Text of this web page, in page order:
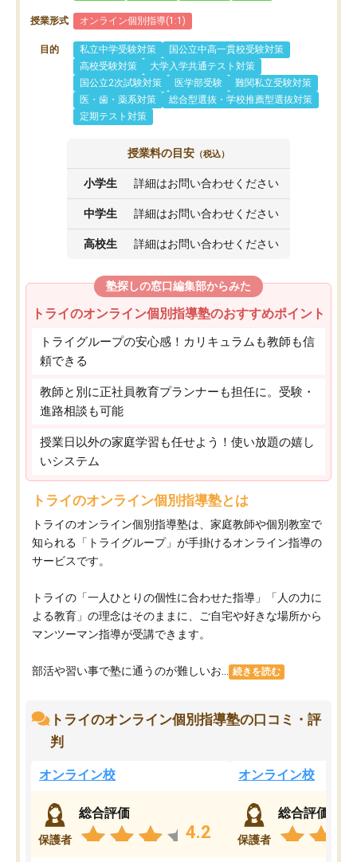
授業形式 オンライン個別指導(1:1)
目的 私立中学受験対策
国公立中高一貫校受験対策
高校受験対策
大学入学共通テスト対策
国公立2次試験対策
医学部受験
難関私立受験対策
医・歯・薬系対策
総合型選抜・学校推薦型選抜対策
定期テスト対策
授業料の目安 （税込）
小学生 詳細はお問い合わせください
中学生 詳細はお問い合わせください
高校生 詳細はお問い合わせください
塾探しの窓口編集部からみた
トライのオンライン個別指導塾のおすすめポイント
トライグループの安心感！カリキュラムも教師も信
頼できる
教師と別に正社員教育プランナーも担任に。受験・
進路相談も可能
授業日以外の家庭学習も任せよう！使い放題の嬉し
いシステム
トライのオンライン個別指導塾とは
トライのオンライン個別指導塾は、家庭教師や個別教室で
知られる「トライグループ」が手掛けるオンライン指導の
サービスです。
トライの「一人ひとりの個性に合わせた指導」「人の力に
よる教育」の理念はそのままに、ご自宅や好きな場所から
マンツーマン指導が受講できます。
部活や習い事で塾に通うのが難しいお... 続きを読む
トライのオンライン個別指導塾の口コミ・評
判
オンライン校
保護者
総合評価
4.2
オンライン校
保護者
総合評価